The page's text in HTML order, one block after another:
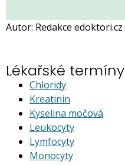
Autor: Redakce edoktori.cz
Lékařské termíny
Chloridy
Kreatinin
Kyselina močová
Leukocyty
Lymfocyty
Monocyty